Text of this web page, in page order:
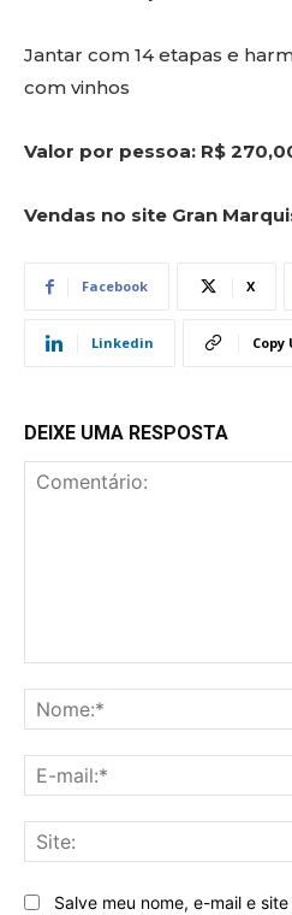
Jantar com 14 etapas e
com vinhos
Valor por pessoa: R$
Vendas no site Gran
Facebook X
Linkedin Copy
DEIXE UMA RESPOSTA
Salve meu nome, e-mail e